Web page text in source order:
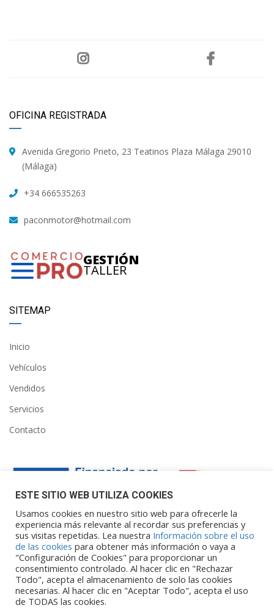
OFICINA REGISTRADA
Avenida Gregorio Prieto, 23 Teatinos Plaza Málaga 29010
(Málaga)
+34 666535263
paconmotor@hotmail.com
GESTIÓN
TALLER
SITEMAP
Inicio
Vehículos
Vendidos
Servicios
Contacto
Financiado por la Unión Europea – NextGenerationEU. Sin
embargo, los puntos de vista y las
opiniones expresadas son únicamente los del autor o autores y
no reflejan necesariamente los de
la Unión Europea o la Comisión Europea. Ni la Unión Europea ni
ESTE SITIO WEB UTILIZA COOKIES
Usamos cookies en nuestro sitio web para ofrecerle la
experiencia más relevante al recordar sus preferencias y
sus visitas repetidas. Lea nuestra Información sobre el uso
de las cookies para obtener más información o vaya a
"Configuración de Cookies" para proporcionar un
consentimiento controlado. Al hacer clic en "Rechazar
Todo", acepta el almacenamiento de solo las cookies
necesarias. Al hacer clic en "Aceptar Todo", acepta el uso
de TODAS las cookies.